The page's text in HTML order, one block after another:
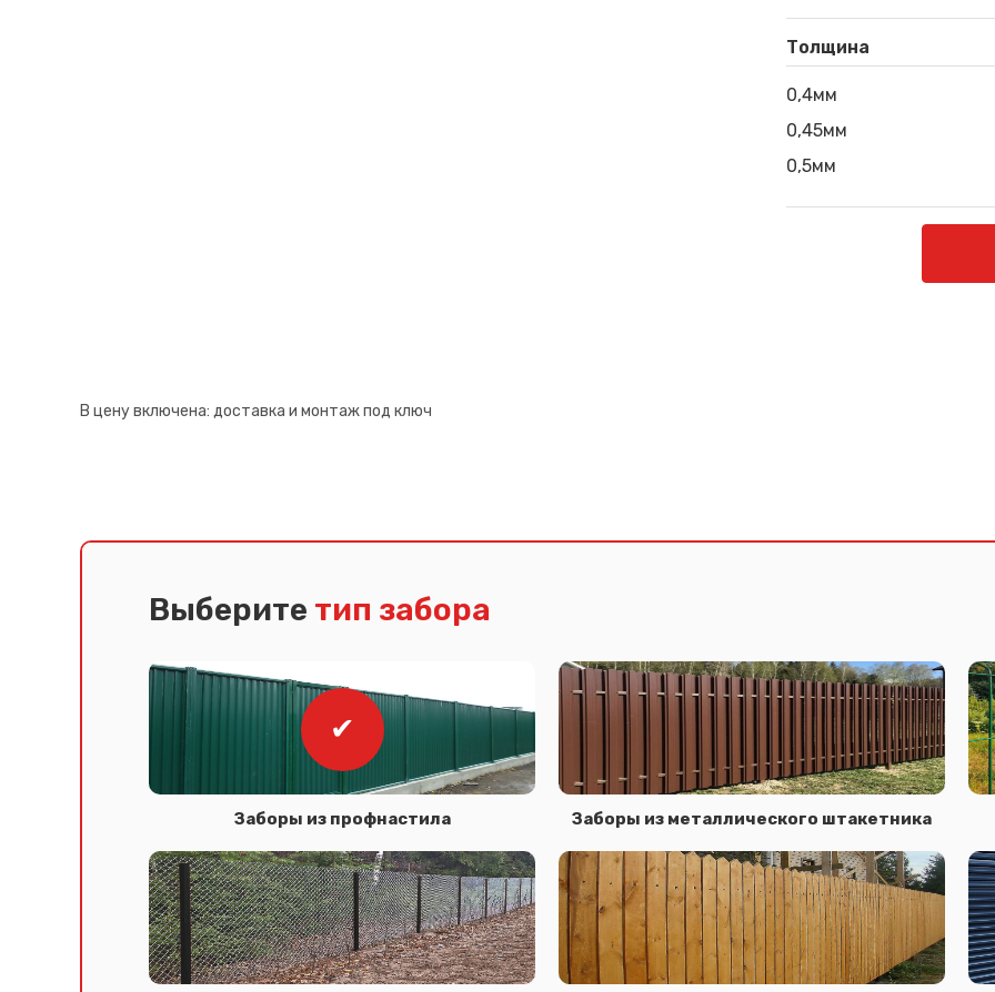
Толщина
0,4мм
0,45мм
0,5мм
В цену включена: доставка и монтаж под ключ
Выберите тип забора
Заборы из профнастила Заборы из металлического штакетника